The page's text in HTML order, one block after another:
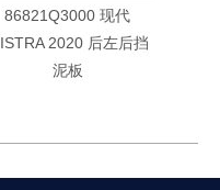
86821Q3000 现代
2020 后左后挡
泥板